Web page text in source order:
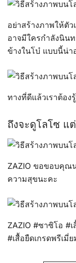
อย่าสร้างภาพให้ตั
อาจมีใครกำลังนิน
ข้างในโบ๋ แบบนี้น่า
ทางที่ดีแล้วเราต้อ
ถึงจะดูโลโซ แ
ZAZIO ขอขอบคุณ
ความสุขนะคะ
ZAZIO #ซาซิโอ #
#เสื้อยืดเกรดพรีเมี่ย